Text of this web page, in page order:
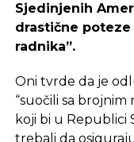
Ulaganje u
postati ključan
poslovne klime,
nove projekte i
Sjedinjenih
drastične
radnika”.
Oni tvrde da je
“suočili sa
koji bi u Republici
trebali da